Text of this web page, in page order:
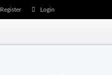
Register Login